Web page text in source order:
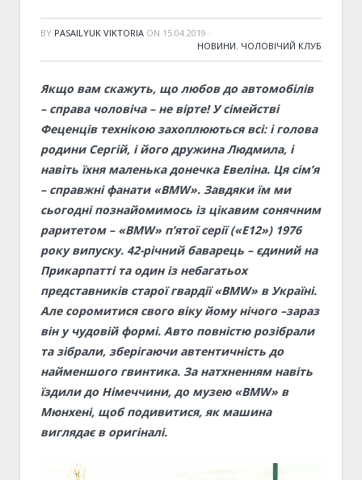
BY PASAILYUK VIKTORIA ON 15.04.2019 ·
НОВИНИ, ЧОЛОВІЧИЙ КЛУБ
Якщо вам скажуть, що любов до автомобілів
– справа чоловіча – не вірте! У сімействі
Феценців технікою захоплюються всі: і голова
родини Сергій, і його дружина Людмила, і
навіть їхня маленька донечка Евеліна. Ця сім’я
– справжні фанати «BMW». Завдяки їм ми
сьогодні познайомимось із цікавим сонячним
раритетом – «BMW» п’ятої серії («Е12») 1976
року випуску. 42-річний баварець – єдиний на
Прикарпатті та один із небагатьох
представників старої гвардії «BMW» в Україні.
Але соромитися свого віку йому нічого –зараз
він у чудовій формі. Авто повністю розібрали
та зібрали, зберігаючи автентичність до
найменшого гвинтика. За натхненням навіть
їздили до Німеччини, до музею «BMW» в
Мюнхені, щоб подивитися, як машина
виглядає в оригіналі.